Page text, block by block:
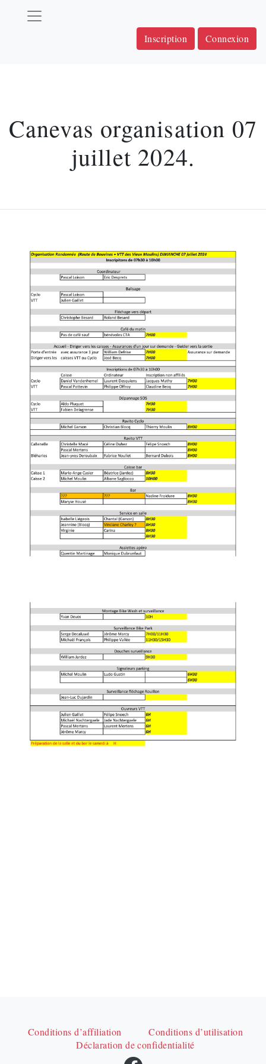
Inscription Connexion
Canevas organisation 07
juillet 2024.
Conditions d’affiliation
Conditions d’utilisation
Déclaration de confidentialité